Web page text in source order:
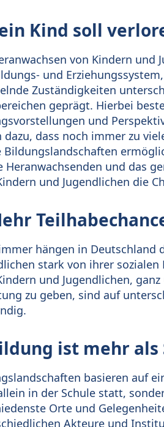
Kind soll
von Kindern
und
Zuständigkeiten
geprägt. Hierbei
und
dazu, dass noch immer zu
Bildungslandschaften
Heranwachsenden und das
und Jugendlichen die
hängen in Deutschland
stark von ihrer
und Jugendlichen,
zu geben, sind auf
ist mehr als
basieren auf
in der Schule statt,
Orte und
Akteure und